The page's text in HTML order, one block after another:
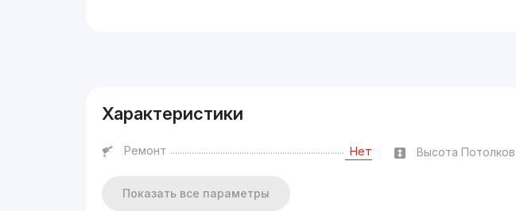
Характеристики
Ремонт Нет Высота Потолков
Показать все параметры